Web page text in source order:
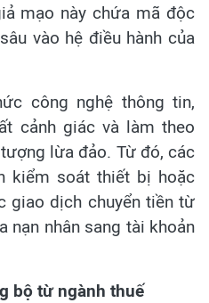
mạo này chứa mã độc
vào hệ điều hành của
công nghệ thông tin,
cảnh giác và làm theo
lừa đảo. Từ đó, các
kiểm soát thiết bị hoặc
giao dịch chuyển tiền từ
nạn nhân sang tài khoản
bộ từ ngành thuế